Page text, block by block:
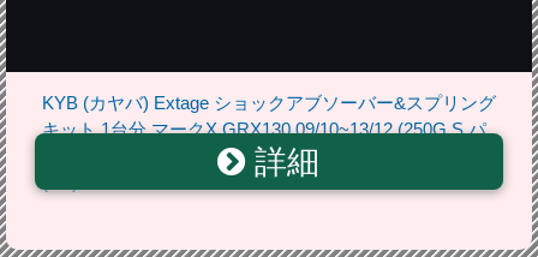
KYB (カヤバ) Extage ショックアブソーバー&スプリング
キット 1台分 マークX GRX130 09/10~13/12 (250G S パ
ッケージ)エンジン形式(4GR-FSE)外観形式(セダン)駆動
詳細